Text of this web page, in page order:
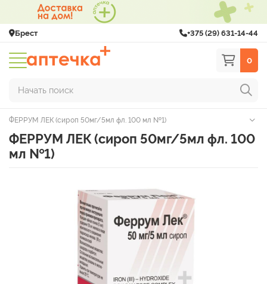
Брест +375 (29) 631-14-44
0
Начать поиск
ФЕРРУМ ЛЕК (сироп 50мг/5мл фл. 100 мл №1)
ФЕРРУМ ЛЕК (сироп 50мг/5мл фл. 100
мл №1)